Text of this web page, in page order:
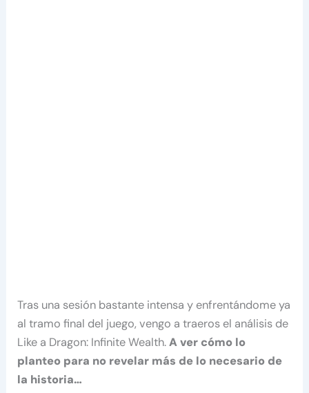
Tras una sesión bastante intensa y enfrentándome ya
al tramo final del juego, vengo a traeros el análisis de
Like a Dragon: Infinite Wealth.A ver cómo lo
planteo para no revelar más de lo necesario de
la historia…